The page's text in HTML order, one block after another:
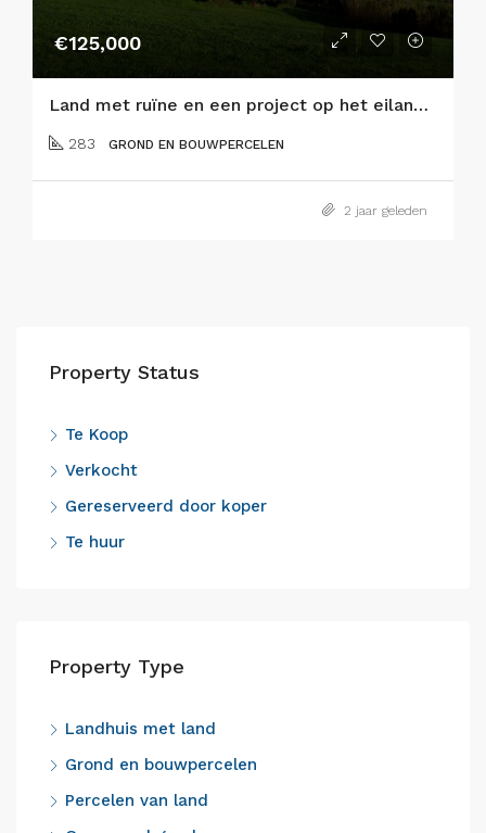
€125,000
Land met ruïne en een project op het eiland Faial
283 GROND EN BOUWPERCELEN
2 jaar geleden
Property Status
Te Koop
Verkocht
Gereserveerd door koper
Te huur
Property Type
Landhuis met land
Grond en bouwpercelen
Percelen van land